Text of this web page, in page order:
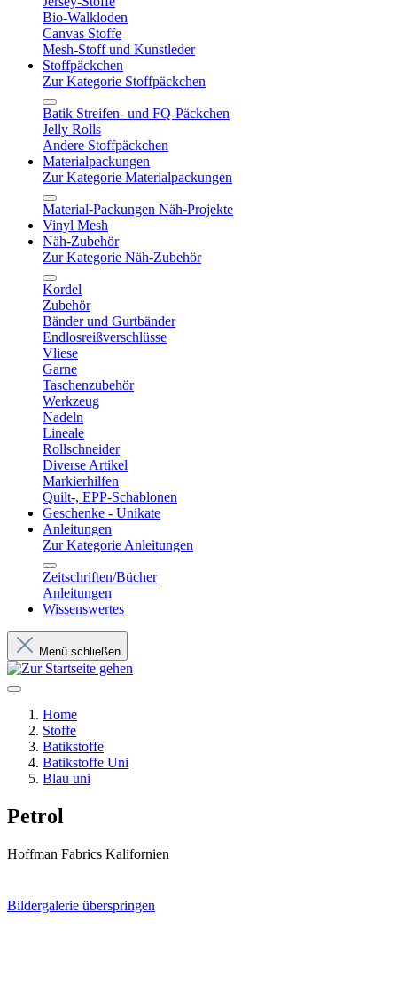
Bio-Walkloden
Canvas Stoffe
Mesh-Stoff und Kunstleder
Stoffpäckchen
Zur Kategorie Stoffpäckchen
Batik Streifen- und FQ-Päckchen
Jelly Rolls
Andere Stoffpäckchen
Materialpackungen
Zur Kategorie Materialpackungen
Material-Packungen Näh-Projekte
Vinyl Mesh
Näh-Zubehör
Zur Kategorie Näh-Zubehör
Kordel
Zubehör
Bänder und Gurtbänder
Endlosreißverschlüsse
Vliese
Garne
Taschenzubehör
Werkzeug
Nadeln
Lineale
Rollschneider
Diverse Artikel
Markierhilfen
Quilt-, EPP-Schablonen
Geschenke - Unikate
Anleitungen
Zur Kategorie Anleitungen
Zeitschriften/Bücher
Anleitungen
Wissenswertes
Menü schließen
Home
Stoffe
Batikstoffe
Batikstoffe Uni
Blau uni
Petrol
Hoffman Fabrics Kalifornien
Bildergalerie überspringen